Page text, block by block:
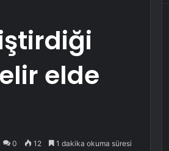
elde
0 12 1 dakika okuma süresi